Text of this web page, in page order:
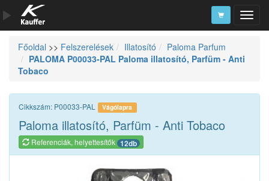
Szerszámkatalógus
Kosár
Alkatrészek
Főoldal >> Felszerelések Illatosító
Paloma Parfum
PALOMA P00033-PAL Paloma illatosító, Parfüm - Anti
Tobaco
Cikkszám: P00033-PAL Vágólapra
Paloma illatosító, Parfüm - Anti Tobaco
Referenciák, helyettesítők 12db